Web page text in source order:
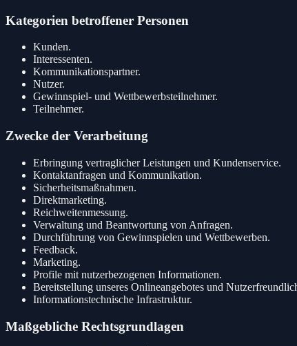
Kategorien betroffener Personen
Kunden.
Interessenten.
Kommunikationspartner.
Nutzer.
Gewinnspiel- und Wettbewerbsteilnehmer.
Teilnehmer.
Zwecke der Verarbeitung
Erbringung vertraglicher Leistungen und Kundenservice.
Kontaktanfragen und Kommunikation.
Sicherheitsmaßnahmen.
Direktmarketing.
Reichweitenmessung.
Verwaltung und Beantwortung von Anfragen.
Durchführung von Gewinnspielen und Wettbewerben.
Feedback.
Marketing.
Profile mit nutzerbezogenen Informationen.
Bereitstellung unseres Onlineangebotes und
Informationstechnische Infrastruktur.
Maßgebliche Rechtsgrundlagen